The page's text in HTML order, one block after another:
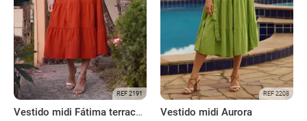
REF 2191
Vestido midi Fátima terracota
REF 2208
Vestido midi Aurora